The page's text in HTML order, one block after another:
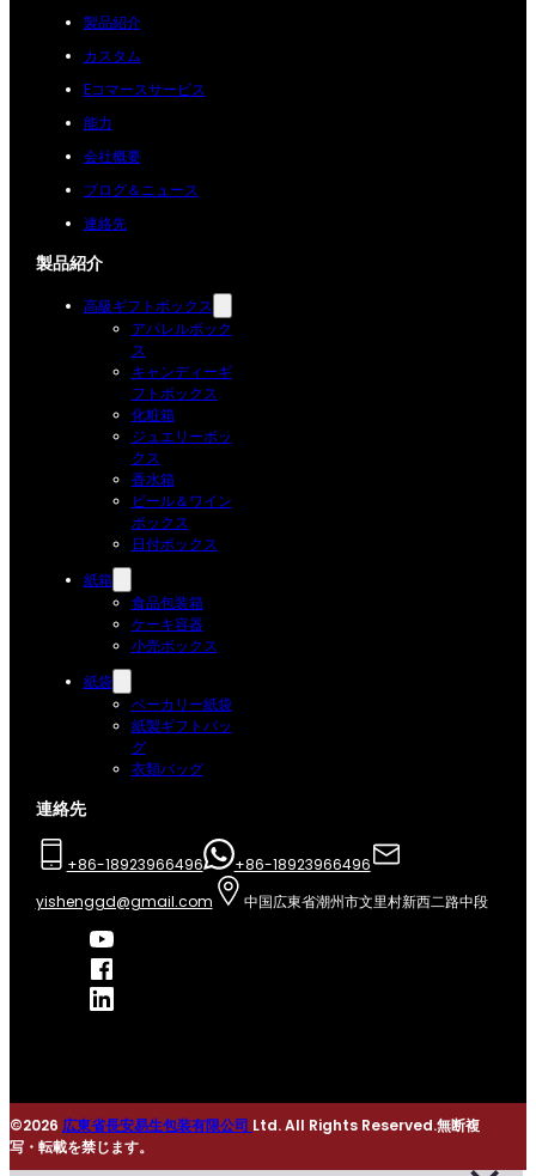
製品紹介
カスタム
Eコマースサービス
能力
会社概要
ブログ＆ニュース
連絡先
製品紹介
高級ギフトボックス
アパレルボック
ス
キャンディーギ
フトボックス
化粧箱
ジュエリーボッ
クス
香水箱
ビール＆ワイン
ボックス
日付ボックス
紙箱
食品包装箱
ケーキ容器
小売ボックス
紙袋
ベーカリー紙袋
紙製ギフトバッ
グ
衣類バッグ
連絡先
+86-18923966496
+86-18923966496
yishenggd@gmail.com
中国広東省潮州市文里村新西二路中段
©2026 広東省長安易生包装有限公司 Ltd. All Rights Reserved.無断複
写・転載を禁じます。